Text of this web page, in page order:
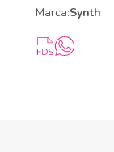
Marca:Synth